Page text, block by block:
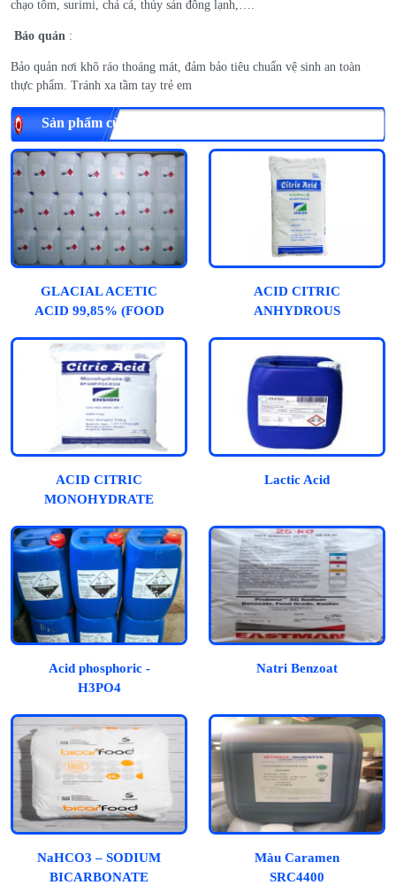
chạo tôm, surimi, chả cá, thủy sản đông lạnh,….
Bảo quản :
Bảo quản nơi khô ráo thoáng mát, đảm bảo tiêu chuẩn vệ sinh an toàn
thực phẩm. Tránh xa tầm tay trẻ em
Sản phẩm cùng loại
GLACIAL ACETIC
ACID 99,85% (FOOD
ACID CITRIC
ANHYDROUS
ACID CITRIC
MONOHYDRATE
Lactic Acid
Acid phosphoric -
H3PO4
Natri Benzoat
NaHCO3 – SODIUM
BICARBONATE
Màu Caramen
SRC4400